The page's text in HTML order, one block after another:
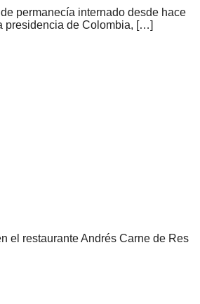
permanecía internado desde hace
presidencia de Colombia, […]
el restaurante Andrés Carne de Res